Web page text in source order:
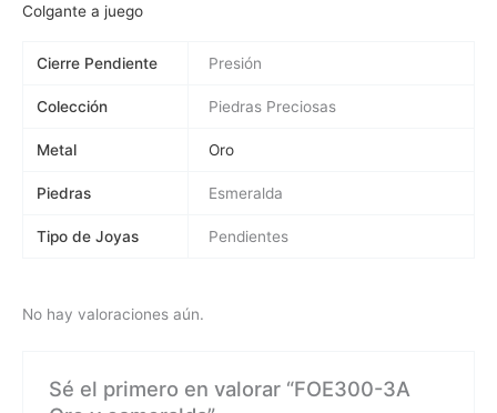
Colgante a juego
Cierre Pendiente Presión
Colección Piedras Preciosas
Metal Oro
Piedras Esmeralda
Tipo de Joyas Pendientes
No hay valoraciones aún.
Sé el primero en valorar “FOE300-3A